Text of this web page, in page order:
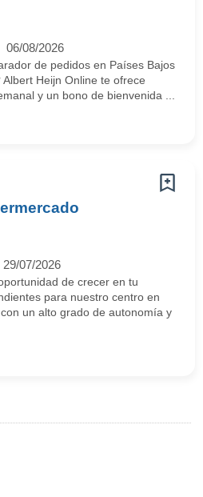
06/08/2026
de pedidos en Países Bajos
Heijn Online te ofrece
y un bono de bienvenida ...
29/07/2026
de crecer en tu
para nuestro centro en
un alto grado de autonomía y